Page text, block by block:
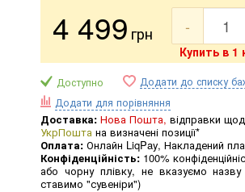
4 499 грн -
Купить в 1
Доступно
Додати до списку
Додати для порівняння
Доставка: Нова Пошта, відправки
УкрПошта на визначені позиції*
Оплата: Онлайн LiqPay, Накладений
Конфіденційність: 100%
або чорну плівку, не вказуємо
ставимо "сувеніри")